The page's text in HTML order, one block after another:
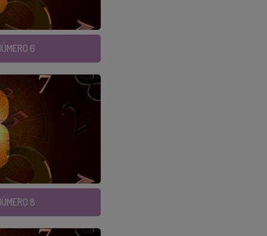
6
8